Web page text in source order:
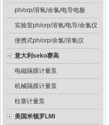
ph/orp/溶氧/余氯/电导电极
实验室ph/orp/溶氧/电导/余氯仪
便携式ph/orp/余氯/溶氧仪
意大利seko赛高
电磁隔膜计量泵
机械隔膜计量泵
柱塞计量泵
美国米顿罗LMI